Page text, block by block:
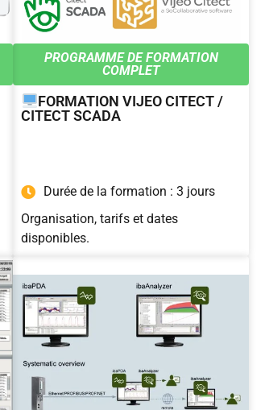
PROGRAMME DE FORMATION
COMPLET
FORMATION VIJEO CITECT /
CITECT SCADA
Durée de la formation : 3 jours
Organisation, tarifs et dates
disponibles.